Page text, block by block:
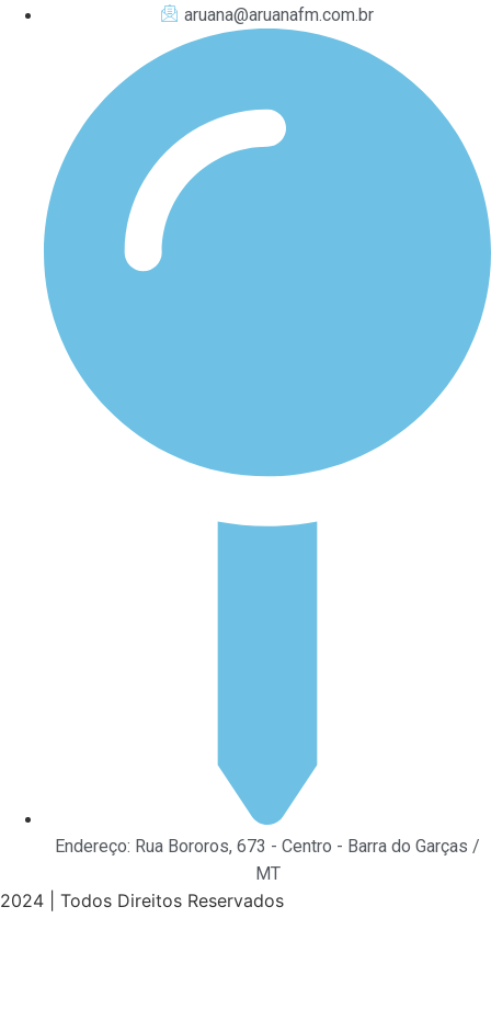
aruana@aruanafm.com.br
Endereço: Rua Bororos, 673 - Centro - Barra do Garças /
MT
2024 | Todos Direitos Reservados